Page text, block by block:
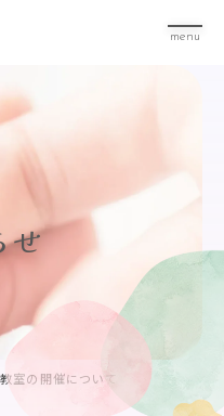
menu
せ
室の開催について